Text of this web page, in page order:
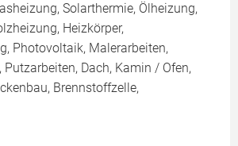
Solarthermie, Ölheizung,
Heizkörper,
Photovoltaik, Malerarbeiten,
Putzarbeiten, Dach, Kamin / Ofen,
Brennstoffzelle,